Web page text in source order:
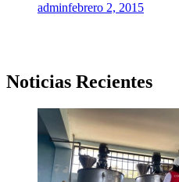
adminfebrero 2, 2015
Noticias Recientes